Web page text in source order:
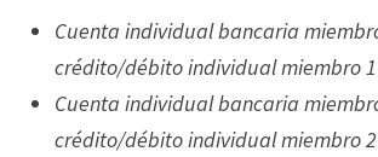
Cuenta individual bancaria
crédito/débito individual miembro 1
Cuenta individual bancaria
crédito/débito individual miembro 2